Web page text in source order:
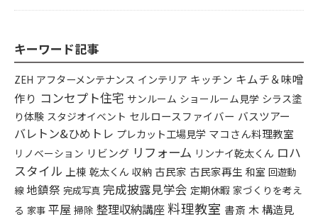
キーワード記事
ZEH アフターメンテナンス インテリア キッチン キムチ＆味噌
作り コンセプト住宅 サンルーム ショールーム見学 シラス塗
り体験 スタジオイベント セルロースファイバー バスツアー
バレトン&ひめトレ プレカット工場見学 マコさん料理教室
リノベーション リビング リフォーム リンナイ乾太くん ロハ
スタイル 上棟 乾太くん 収納 古民家 古民家再生 和室 回遊動
線 地鎮祭 完成写真 完成披露見学会 定期休暇 家づくりを考え
る 家事 平屋 掃除 整理収納講座料理教室 書斎 木構造見